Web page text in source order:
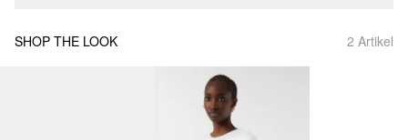
SHOP THE LOOK 2 Artikel